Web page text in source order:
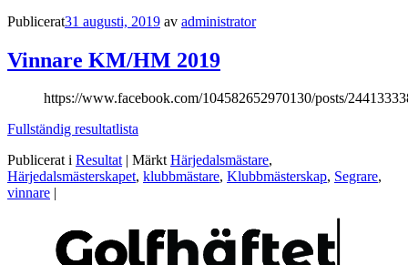
Publicerat31 augusti, 2019 av administrator
Vinnare KM/HM 2019
https://www.facebook.com/104582652970130/posts/
Fullständig resultatlista
Publicerat i Resultat MärktHärjedalsmästare,
Härjedalsmästerskapet, klubbmästare, Klubbmästerskap, Segrare,
vinnare